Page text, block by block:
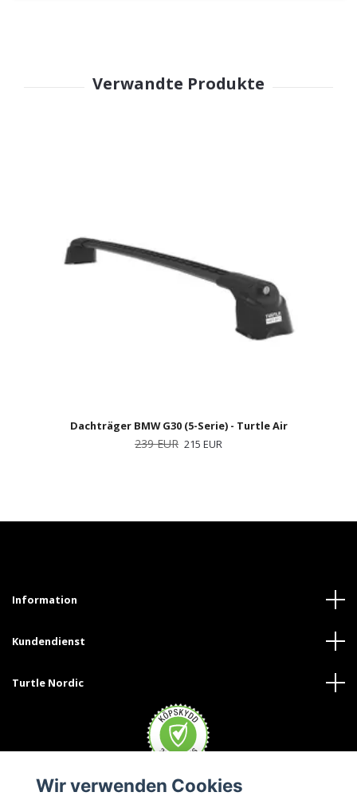
Dachträger BMW G30 (5-Serie) - Turtle Air
239 EUR 215 EUR
Information
Kundendienst
Turtle Nordic
Wir verwenden Cookies